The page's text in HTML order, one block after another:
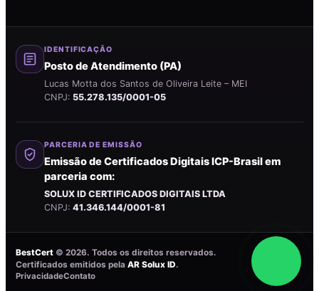
IDENTIFICAÇÃO
Posto de Atendimento (PA)
Lucas Motta dos Santos de Oliveira Leite – MEI
CNPJ: 55.278.135/0001-05
PARCERIA DE EMISSÃO
Emissão de Certificados Digitais ICP-Brasil em
parceria com:
SOLUX ID CERTIFICADOS DIGITAIS LTDA
CNPJ: 41.346.144/0001-81
BestCert © 2026. Todos os direitos reservados.
Certificados emitidos pela AR Solux ID.
PrivacidadeContato